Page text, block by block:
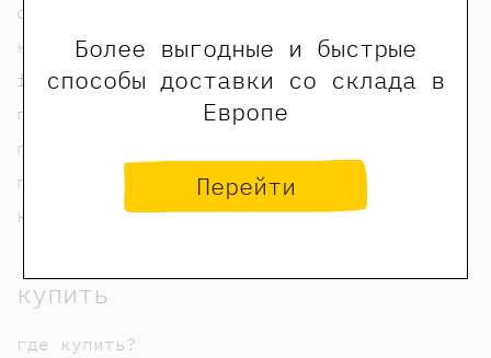
Более выгодные и быстрые
способы доставки со склада в
Европе
Перейти
о нас
контакты
foreign rights contacts
политика конфиденциальности
публичная оферта
пользовательское соглашение
карта сайта
купить
где купить?